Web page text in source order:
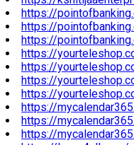
https://
https://
https://
https://
https://
https://
https://
https://
https://
https://